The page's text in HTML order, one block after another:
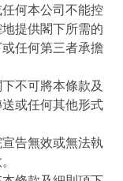
何本公司不能控
提供閣下所需的
任何第三者承擔
不可將本條款及
或任何其他形式
告無效或無法執